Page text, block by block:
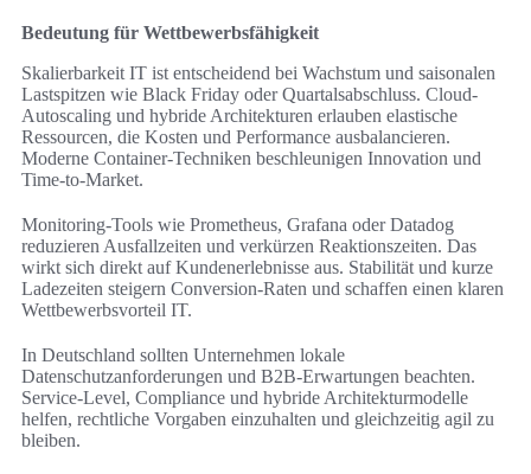
Bedeutung für Wettbewerbsfähigkeit
Skalierbarkeit IT ist entscheidend bei Wachstum und saisonalen
Lastspitzen wie Black Friday oder Quartalsabschluss. Cloud-
Autoscaling und hybride Architekturen erlauben elastische
Ressourcen, die Kosten und Performance ausbalancieren.
Moderne Container-Techniken beschleunigen Innovation und
Time-to-Market.
Monitoring-Tools wie Prometheus, Grafana oder Datadog
reduzieren Ausfallzeiten und verkürzen Reaktionszeiten. Das
wirkt sich direkt auf Kundenerlebnisse aus. Stabilität und kurze
Ladezeiten steigern Conversion-Raten und schaffen einen klaren
Wettbewerbsvorteil IT.
In Deutschland sollten Unternehmen lokale
Datenschutzanforderungen und B2B-Erwartungen beachten.
Service-Level, Compliance und hybride Architekturmodelle
helfen, rechtliche Vorgaben einzuhalten und gleichzeitig agil zu
bleiben.